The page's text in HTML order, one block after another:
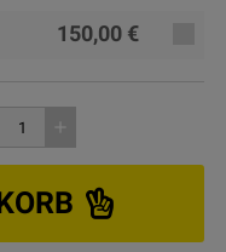
150,00 €
add